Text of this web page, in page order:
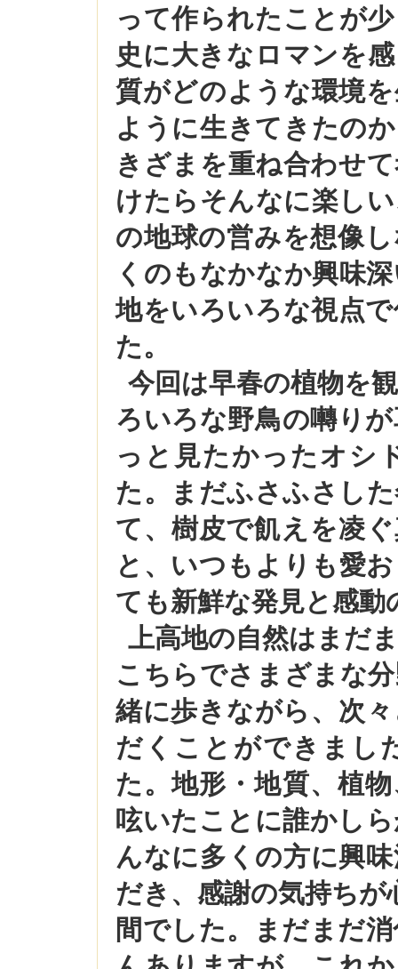
って作られたことが
史に大きなロマンを
質がどのような環境
ように生きてきたの
きざまを重ね合わせ
けたらそんなに楽し
の地球の営みを想像
くのもなかなか興味
地をいろいろな視点
た。
今回は早春の植物を
ろいろな野鳥の囀り
っと見たかったオシ
た。まだふさふさし
て、樹皮で飢えを凌
と、いつもよりも愛
ても新鮮な発見と感動
上高地の自然はまだ
こちらでさまざまな
緒に歩きながら、次
だくことができまし
た。地形・地質、植
呟いたことに誰かし
んなに多くの方に興
だき、感謝の気持ち
間でした。まだまだ